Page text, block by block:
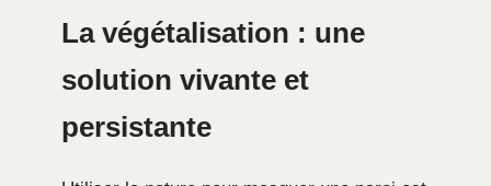
La végétalisation : une
solution vivante et
persistante